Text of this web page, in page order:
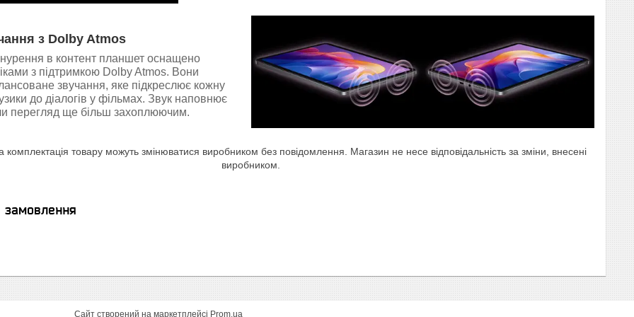
з Dolby Atmos
в контент планшет оснащено
з підтримкою Dolby Atmos. Вони
звучання, яке підкреслює кожну
до діалогів у фільмах. Звук наповнює
перегляд ще більш захоплюючим.
комплектація товару можуть змінюватися виробником без повідомлення. Магазин не несе відповідальність за зміни, внесені
виробником.
замовлення
Сайт створений на маркетплейсі Prom.ua